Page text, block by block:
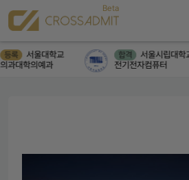
록
서울대학교
과대학의예과
합격
서울시립대학교
전기전자컴퓨터